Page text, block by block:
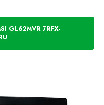
GL62MVR 7RFX-